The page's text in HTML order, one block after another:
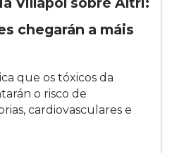
chegarán a máis
que os tóxicos da
o risco de
cardiovasculares e